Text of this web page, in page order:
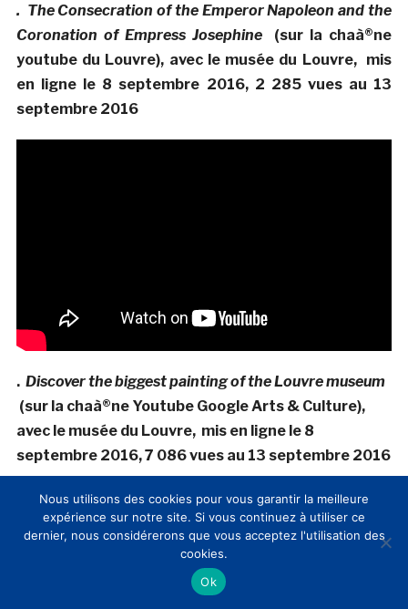
. The Consecration of the Emperor Napoleon and the
Coronation of Empress Josephine (sur la chaà®ne
youtube du Louvre), avec le musée du Louvre, mis
en ligne le 8 septembre 2016, 2 285 vues au 13
septembre 2016
. Discover the biggest painting of the Louvre museum
(sur la chaà®ne Youtube Google Arts & Culture),
avec le musée du Louvre, mis en ligne le 8
septembre 2016, 7 086 vues au 13 septembre 2016
Nous utilisons des cookies pour vous garantir la meilleure
expérience sur notre site. Si vous continuez à utiliser ce
dernier, nous considérerons que vous acceptez l'utilisation des
cookies.
Ok